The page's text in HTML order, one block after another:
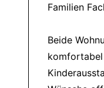
Familien
Beide